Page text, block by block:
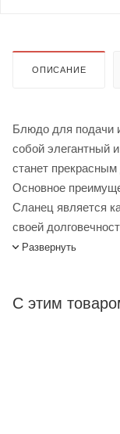
ОПИСАНИЕ
Блюдо для подачи
собой элегантный
станет
Основное
Сланец является
своей
Поэтому блюдо из
повседневной до
Развернуть
С этим